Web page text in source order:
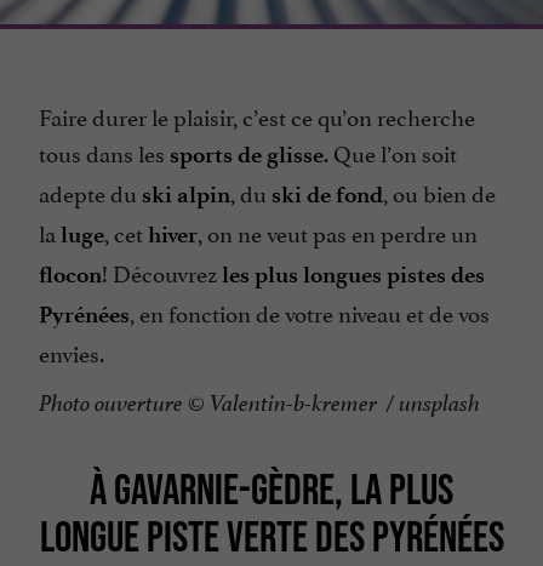
Faire durer le plaisir, c’est ce qu’on recherche
tous dans les sports de glisse. Que l’on soit
adepte du ski alpin, du ski de fond, ou bien de
la luge, cethiver, on ne veut pas en perdre un
flocon! Découvrezles plus longues pistes des
Pyrénées, en fonction de votre niveau et de vos
envies.
Photo ouverture © Valentin-b-kremer / unsplash
À GAVARNIE-GÈDRE, LA PLUS
LONGUE PISTE VERTE DES PYRÉNÉES